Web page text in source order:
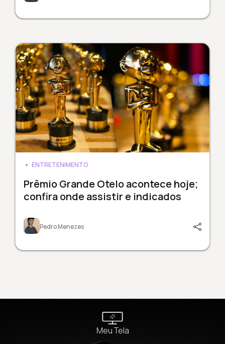
ENTRETENIMENTO
Prêmio Grande Otelo acontece hoje;
confira onde assistir e indicados
Pedro Menezes
Meu Tela